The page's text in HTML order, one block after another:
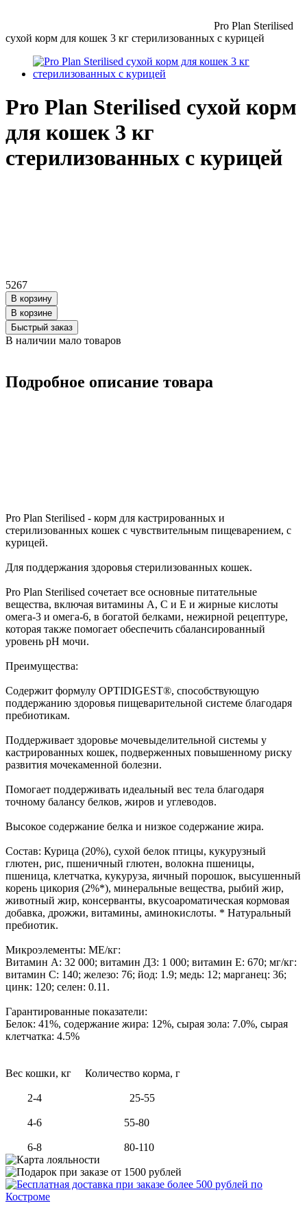
Pro Plan Sterilised
сухой корм для кошек 3 кг стерилизованных с курицей
Pro Plan Sterilised сухой корм
для кошек 3 кг
стерилизованных с курицей
5267
В корзину
В корзинe
Быстрый заказ
В наличии мало товаров
Подробное описание товара
Pro Plan Sterilised - корм для кастрированных и
стерилизованных кошек с чувствительным пищеварением, с
курицей.
Для поддержания здоровья стерилизованных кошек.
Pro Plan Sterilised сочетает все основные питательные
вещества, включая витамины A, C и E и жирные кислоты
омега-3 и омега-6, в богатой белками, нежирной рецептуре,
которая также помогает обеспечить сбалансированный
уровень pH мочи.
Преимущества:
Содержит формулу OPTIDIGEST®, способствующую
поддержанию здоровья пищеварительной системе благодаря
пребиотикам.
Поддерживает здоровье мочевыделительной системы у
кастрированных кошек, подверженных повышенному риску
развития мочекаменной болезни.
Помогает поддерживать идеальный вес тела благодаря
точному балансу белков, жиров и углеводов.
Высокое содержание белка и низкое содержание жира.
Состав: Курица (20%), сухой белок птицы, кукурузный
глютен, рис, пшеничный глютен, волокна пшеницы,
пшеница, клетчатка, кукуруза, яичный порошок, высушенный
корень цикория (2%*), минеральные вещества, рыбий жир,
животный жир, консерванты, вкусоароматическая кормовая
добавка, дрожжи, витамины, аминокислоты. * Натуральный
пребиотик.
Микроэлементы: МЕ/кг:
Витамин А: 32 000; витамин Д3: 1 000; витамин E: 670; мг/кг:
витамин C: 140; железо: 76; йод: 1.9; медь: 12; марганец: 36;
цинк: 120; селен: 0.11.
Гарантированные показатели:
Белок: 41%, содержание жира: 12%, сырая зола: 7.0%, сырая
клетчатка: 4.5%
Вес кошки, кг Количество корма, г
2-4 25-55
4-6 55-80
6-8 80-110